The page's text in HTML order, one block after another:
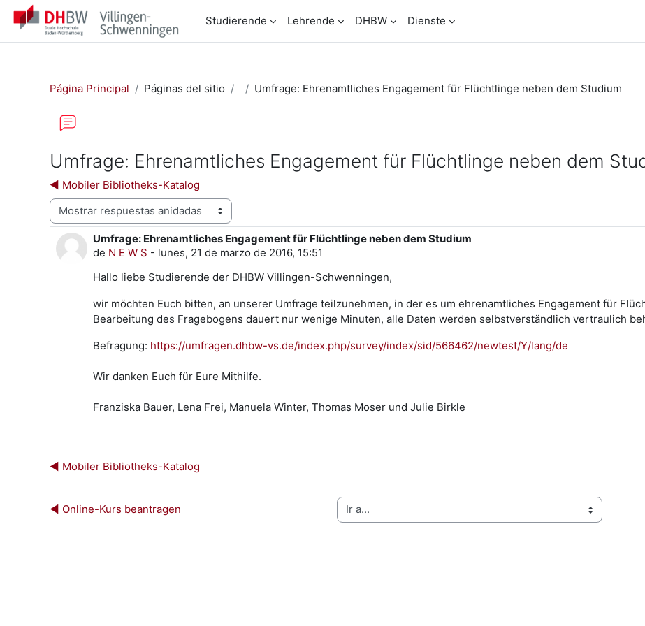
Salta al contenido principal
Studierende
Lehrende DHBW Dienste
Página Principal Páginas del sitio Umfrage: Ehrenamtliches Engagement für Flüchtlinge neben dem Studium
Umfrage: Ehrenamtliches Engagement für Flüchtlinge neben dem
◀︎ Mobiler Bibliotheks-Katalog
Mostrar modo
Umfrage: Ehrenamtliches Engagement für Flüchtlinge neben dem Studium
de N E W S - lunes, 21 de marzo de 2016, 15:51
Número de respuestas: 0
Hallo liebe Studierende der DHBW Villingen-Schwenningen,
wir möchten Euch bitten, an unserer Umfrage teilzunehmen, in der es um ehrenamtliches Engagement für
Bearbeitung des Fragebogens dauert nur wenige Minuten, alle Daten werden selbstverständlich vertraulich
Befragung: https://umfragen.dhbw-vs.de/index.php/survey/index/sid/566462/newtest/Y/lang/de
Wir danken Euch für Eure Mithilfe.
Franziska Bauer, Lena Frei, Manuela Winter, Thomas Moser und Julie Birkle
◀︎ Mobiler Bibliotheks-Katalog
◀︎ Online-Kurs beantragen Ir a...